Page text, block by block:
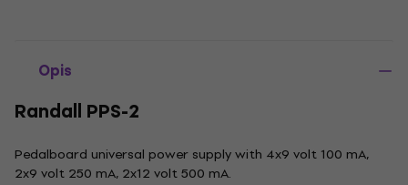
Opis
Randall PPS-2
Pedalboard universal power supply with 4x9 volt 100 mA,
2x9 volt 250 mA, 2x12 volt 500 mA.